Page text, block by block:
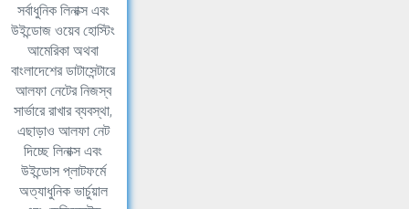
সর্বাধুনিক লিনাক্স এবং
উইন্ডোজ ওয়েব হোস্টিং
আমেরিকা অথবা
বাংলাদেশের ডাটাসেন্টারে
আলফা নেটের নিজস্ব
সার্ভারে রাখার ব্যবস্থা,
এছাড়াও আলফা নেট
দিচ্ছে লিনাক্স এবং
উইন্ডোস প্লাটফর্মে
অত্যাধুনিক ভার্চুয়াল